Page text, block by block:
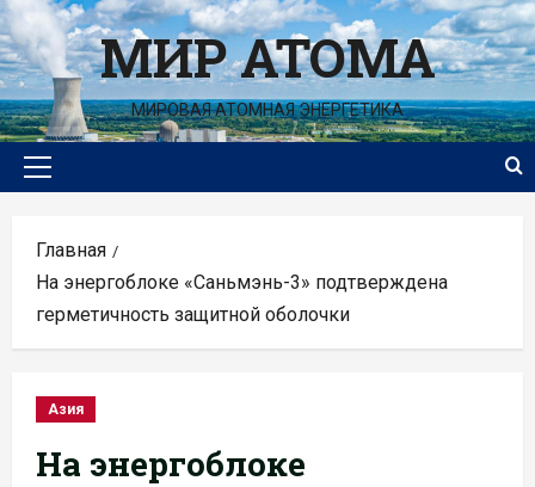
Перейти
к
содержимомуМИР АТОМА
МИРОВАЯ АТОМНАЯ ЭНЕРГЕТИКА
Основное
Главная
На энергоблоке «Саньмэнь-3» подтверждена
герметичность защитной оболочки
Азия
На энергоблоке